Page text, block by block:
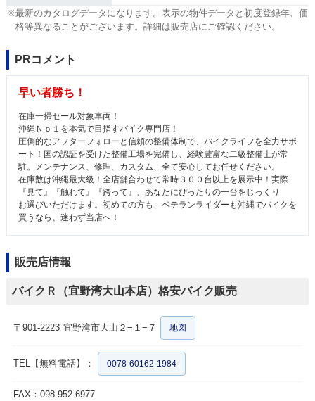
※最新のカタログデータになります。表示の物件データと初度登録年、価
格等異なることがございます。詳細は販売店にご確認ください。
PRコメント
早い者勝ち！
在庫一掃セール対象車両！
沖縄Ｎｏ１を本気で目指すバイク専門店！
圧倒的なアフターフォローと信頼の整備体制で、バイクライフを全力サポ
ート！国の認証を受けた整備工場を完備し、経験豊富な二級整備士が常
駐。メンテナンス、修理、カスタム、全て安心してお任せください。
在庫数は沖縄最大級！全店舗合わせて常時３００台以上を展示中！実際
『見て』『触れて』『跨って』、あなたにぴったりの一台をじっくり
お選びいただけます。初めての方も、ベテランライダーも沖縄でバイクを
買うなら、迷わず当店へ！
販売店情報
バイクＲ（宜野湾大山本店）格安バイク販売
〒901-2223 宜野湾市大山２−１−７ 地図
TEL【無料電話】： 0078-60162-1984
FAX：098-952-6977